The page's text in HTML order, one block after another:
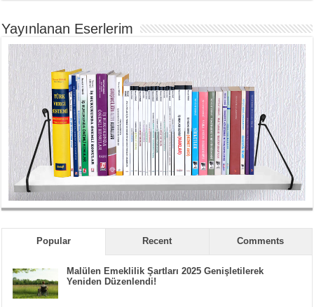
Yayınlanan Eserlerim
Popular Recent Comments
Malülen Emeklilik Şartları 2025 Genişletilerek
Yeniden Düzenlendi!